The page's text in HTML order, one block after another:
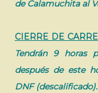
de Calamuchita al
CIERRE DE
Tendrán 9 horas
después de este
DNF (descalificado).